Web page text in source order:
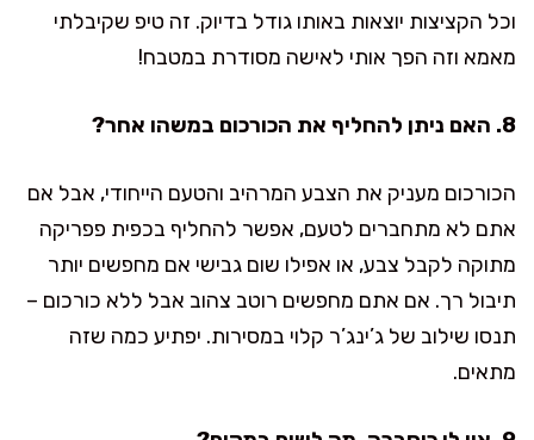
וכל הקציצות יוצאות באותו גודל בדיוק. זה טיפ שקיבלתי
מאמא וזה הפך אותי לאישה מסודרת במטבח!
8. האם ניתן להחליף את הכורכום במשהו אחר?
הכורכום מעניק את הצבע המרהיב והטעם הייחודי, אבל אם
אתם לא מתחברים לטעם, אפשר להחליף בכפית פפריקה
מתוקה לקבל צבע, או אפילו שום גבישי אם מחפשים יותר
תיבול רך. אם אתם מחפשים רוטב צהוב אבל ללא כורכום –
תנסו שילוב של ג’ינג’ר קלוי במסירות. יפתיע כמה שזה
מתאים.